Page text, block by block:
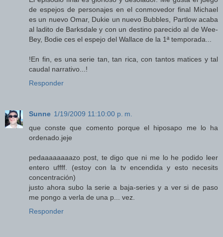
de espejos de personajes en el conmovedor final Michael
es un nuevo Omar, Dukie un nuevo Bubbles, Partlow acaba
al ladito de Barksdale y con un destino parecido al de Wee-
Bey, Bodie ces el espejo del Wallace de la 1ª temporada...
!En fin, es una serie tan, tan rica, con tantos matices y tal
caudal narrativo...!
Responder
Sunne 1/19/2009 11:10:00 p. m.
que conste que comento porque el hiposapo me lo ha
ordenado.jeje
pedaaaaaaaazo post, te digo que ni me lo he podido leer
entero uffff. (estoy con la tv encendida y esto necesits
concentración)
justo ahora subo la serie a baja-series y a ver si de paso
me pongo a verla de una p... vez.
Responder